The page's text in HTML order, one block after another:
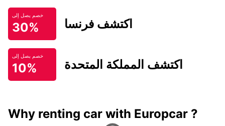
خصم يصل إلى
30% اكتشف فرنسا
خصم يصل إلى
10% اكتشف المملكة المتحدة
Why renting car with Europcar ?